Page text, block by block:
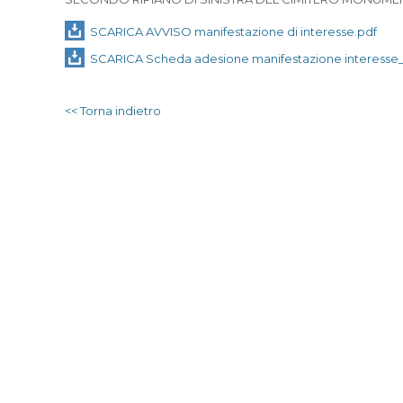
SCARICA AVVISO manifestazione di interesse.pdf
SCARICA Scheda adesione manifestazione
<< Torna indietro